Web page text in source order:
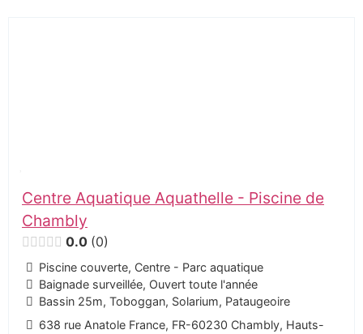
Centre Aquatique Aquathelle - Piscine de
Chambly
0.0 0
Piscine couverte, Centre - Parc aquatique
Baignade surveillée, Ouvert toute l'année
Bassin 25m, Toboggan, Solarium, Pataugeoire
638 rue Anatole France, FR-60230 Chambly, Hauts-